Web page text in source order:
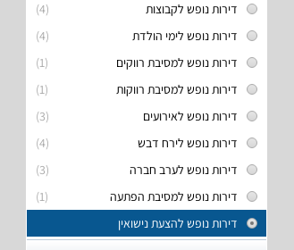
(4)
דירות נופש לקבוצות
(4)
דירות נופש לימי הולדת
(1)
דירות נופש למסיבת רווקים
(1)
דירות נופש למסיבת רווקות
(3)
דירות נופש לאירועים
(4)
דירות נופש לירח דבש
(3)
דירות נופש לערב חברה
(1)
דירות נופש למסיבת הפתעה
דירות נופש להצעת נישואין